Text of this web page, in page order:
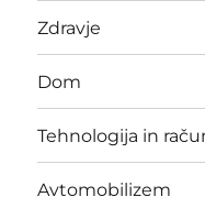
Zdravje
Dom
Tehnologija in
Avtomobilizem